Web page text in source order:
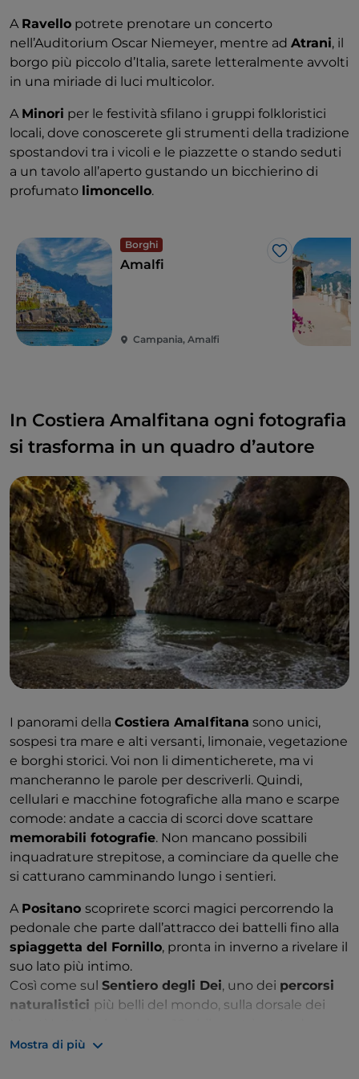
A Ravello potrete prenotare un concerto
nell’Auditorium Oscar Niemeyer, mentre ad Atrani, il
borgo più piccolo d’Italia, sarete letteralmente avvolti
in una miriade di luci multicolor.
A Minori per le festività sfilano i gruppi folkloristici
locali, dove conoscerete gli strumenti della tradizione
spostandovi tra i vicoli e le piazzette o stando seduti
a un tavolo all’aperto gustando un bicchierino di
profumato limoncello.
Borghi
Like
Amalfi
Campania, Amalfi
In Costiera Amalfitana ogni fotografia
si trasforma in un quadro d’autore
I panorami della Costiera Amalfitana sono unici,
sospesi tra mare e alti versanti, limonaie, vegetazione
e borghi storici. Voi non li dimenticherete, ma vi
mancheranno le parole per descriverli. Quindi,
cellulari e macchine fotografiche alla mano e scarpe
comode: andate a caccia di scorci dove scattare
memorabili fotografie. Non mancano possibili
inquadrature strepitose, a cominciare da quelle che
si catturano camminando lungo i sentieri.
A Positano scoprirete scorci magici percorrendo la
pedonale che parte dall’attracco dei battelli fino alla
spiaggetta del Fornillo, pronta in inverno a rivelare il
suo lato più intimo.
Così come sul Sentiero degli Dei, uno dei percorsi
naturalistici più belli del mondo, sulla dorsale dei
Agerola alla parte alta di Positano.
Mostra di più